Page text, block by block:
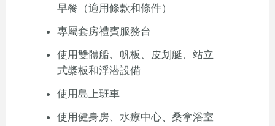
早餐（適用條款和條件）
專屬套房禮賓服務台
使用雙體船、帆板、皮划艇、站立
式槳板和浮潜設備
使用島上班車
使用健身房、水療中心、桑拿浴室